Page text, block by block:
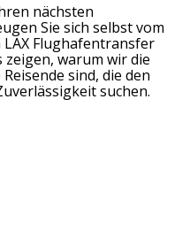
nächsten
Sie sich selbst vom
LAX Flughafentransfer
zeigen, warum wir die
sind, die den
suchen.